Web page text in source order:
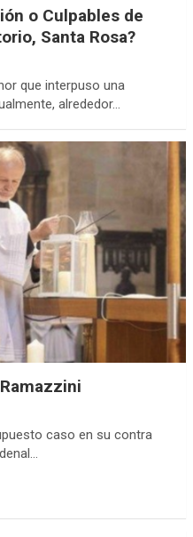
o Culpables de
Santa Rosa?
que interpuso una
alrededor…
caso en su contra